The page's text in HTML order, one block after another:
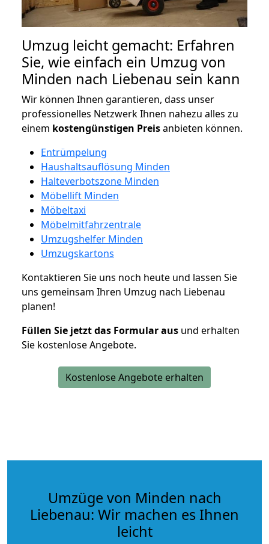
Umzug leicht gemacht: Erfahren
Sie, wie einfach ein Umzug von
Minden nach Liebenau sein kann
Wir können Ihnen garantieren, dass unser
professionelles Netzwerk Ihnen nahezu alles zu
einem kostengünstigen Preisanbieten können.
Entrümpelung
Haushaltsauflösung Minden
Halteverbotszone Minden
Möbellift Minden
Möbeltaxi
Möbelmitfahrzentrale
Umzugshelfer Minden
Umzugskartons
Kontaktieren Sie uns noch heute und lassen Sie
uns gemeinsam Ihren Umzug nach Liebenau
planen!
Füllen Sie jetzt das Formular aus und erhalten
Sie kostenlose Angebote.
Kostenlose Angebote erhalten
Umzüge von Minden nach
Liebenau: Wir machen es Ihnen
leicht